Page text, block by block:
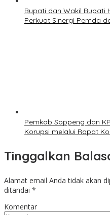
Bupati dan Wakil Bupati
Perkuat Sinergi Pemda
Pemkab Soppeng dan
Korupsi melalui Rapat
Tinggalkan
Alamat email Anda tidak akan
ditandai *
Komentar